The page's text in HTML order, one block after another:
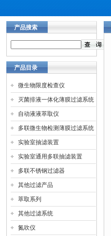
产品搜索
产品目录
微生物限度检查仪
灭菌排液一体化薄膜过滤系统
自动液液萃取仪
多联微生物检测薄膜过滤系统
实验室抽滤装置
实验室通用多联抽滤装置
多联不锈钢过滤器
其他过滤产品
萃取系列
其他过滤系统
氮吹仪